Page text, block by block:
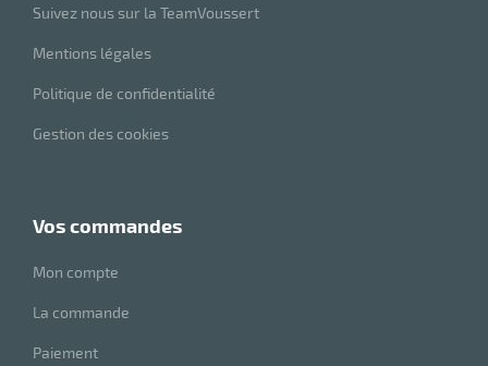
Suivez nous sur la TeamVoussert
Mentions légales
Politique de confidentialité
Gestion des cookies
vos commandes
Mon compte
La commande
Paiement